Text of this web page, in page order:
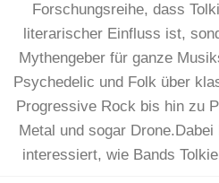
Forschungsreihe, dass
literarischer Einfluss ist,
Mythengeber für ganze
Psychedelic und Folk über
Progressive Rock bis hin zu
Metal und sogar
interessiert, wie Bands